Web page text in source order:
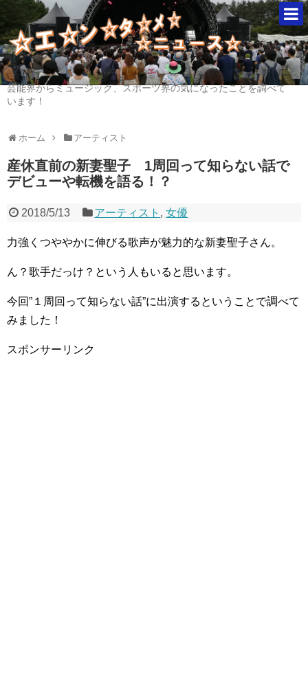
芸能界からミュージック、スポーツ界の気になったことを調べて
います！
ホーム アーティスト
産休直前の新妻聖子 1周回って知らない話で
デビューや転機を語る！？
2018/5/13 アーティスト ,女優
力強くつややかに伸びる歌声が魅力的な新妻聖子さん。
ん？歌手だっけ？という人もいると思います。
今回”１周回って知らない話”に出演するということで調べて
みました！
スポンサーリンク